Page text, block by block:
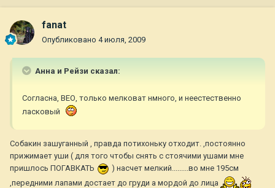
fanat
Опубликовано 4 июля, 2009
Анна и Рейзи сказал:
Согласна, ВЕО, только мелковат нмного, и неестественно
ласковый
Собакин зашуганный , правда потихоньку отходит. ,постоянно
прижимает уши ( для того чтобы снять с стоячими ушами мне
пришлось ПОГАВКАТЬ
) насчет мелкий.........во мне 195см
,передними лапами достает до груди а мордой до лица